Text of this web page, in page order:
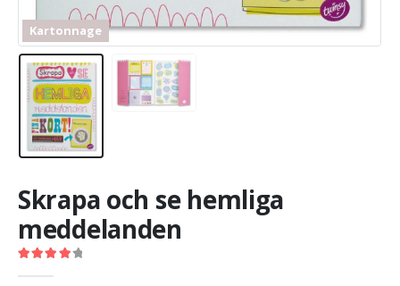
Kartonnage
Skrapa och se hemliga
meddelanden